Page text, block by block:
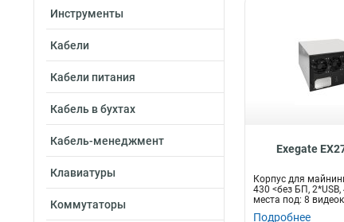
Инструменты
Кабели
Кабели питания
Кабель в бухтах
Кабель-менеджмент
Клавиатуры
Коммутаторы
Exegate
Корпус для
430 <без БП,
места под: 8
Подробнее